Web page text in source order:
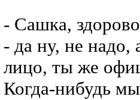
- Сашка,
- да ну, не надо,
лицо, ты же
Когда-нибудь